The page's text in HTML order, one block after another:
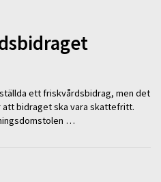
ett friskvårdsbidrag, men det
att bidraget ska vara skattefritt.
…